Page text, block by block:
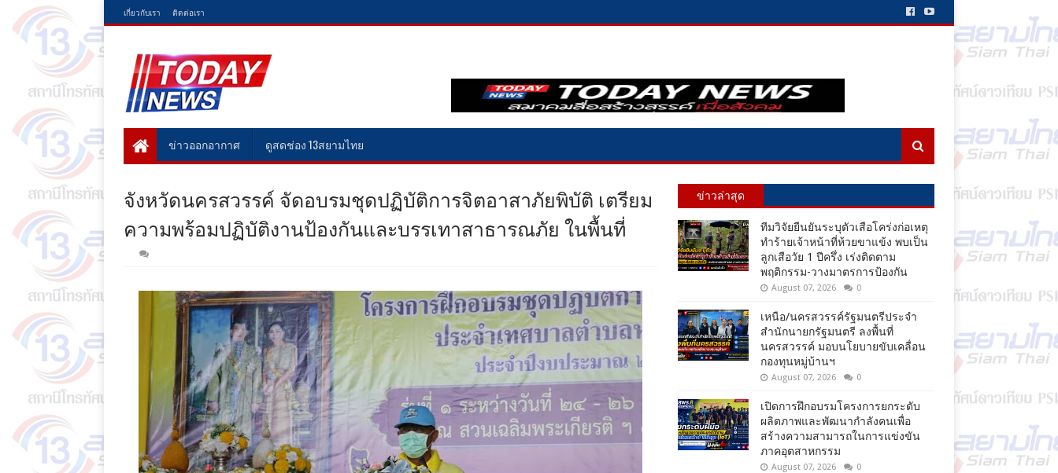
เกี่ยวกับเรา ติดต่อเรา
ข่าวออกอากาศ ดูสดช่อง 13สยามไทย
จังหวัดนครสวรรค์ จัดอบรมชุดปฏิบัติการจิตอาสาภัยพิบัติ เตรียม
ความพร้อมปฏิบัติงานป้องกันและบรรเทาสาธารณภัย ในพื้นที่
ข่าวล่าสุด
ทีมวิจัยยืนยันระบุตัวเสือโคร่งก่อเหตุ
ทำร้ายเจ้าหน้าที่ห้วยขาแข้ง พบเป็น
ลูกเสือวัย 1 ปีครึ่ง เร่งติดตาม
พฤติกรรม-วางมาตรการป้องกัน
August 07, 2026 0
เหนือ/นครสวรรค์รัฐมนตรีประจำ
สำนักนายกรัฐมนตรี ลงพื้นที่
นครสวรรค์ มอบนโยบายขับเคลื่อน
กองทุนหมู่บ้านฯ
August 07, 2026 0
เปิดการฝึกอบรมโครงการยกระดับ
ผลิตภาพและพัฒนากำลังคนเพื่อ
สร้างความสามารถในการแข่งขัน
ภาคอุตสาหกรรม
August 07, 2026 0